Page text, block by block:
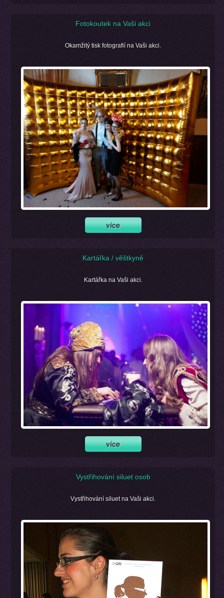
Fotokoutek na Vaši akci
Okamžitý tisk fotografií na Vaši akci.
Kartářka / věštkyně
Kartářka na Vaši akci.
Vystřihování siluet osob
Vystřihování siluet na Vaši akci.